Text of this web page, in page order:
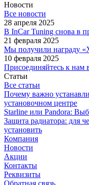
Новости
Все новости
28 апреля 2025
В InCar Tuning снова в
21 февраля 2025
Мы получили награду
10 февраля 2025
Присоединяйтесь к нам
Статьи
Все статьи
Почему важно
установочном центре
Starline или Pandora:
Защита радиатора: для
установить
Компания
Новости
Акции
Контакты
Реквизиты